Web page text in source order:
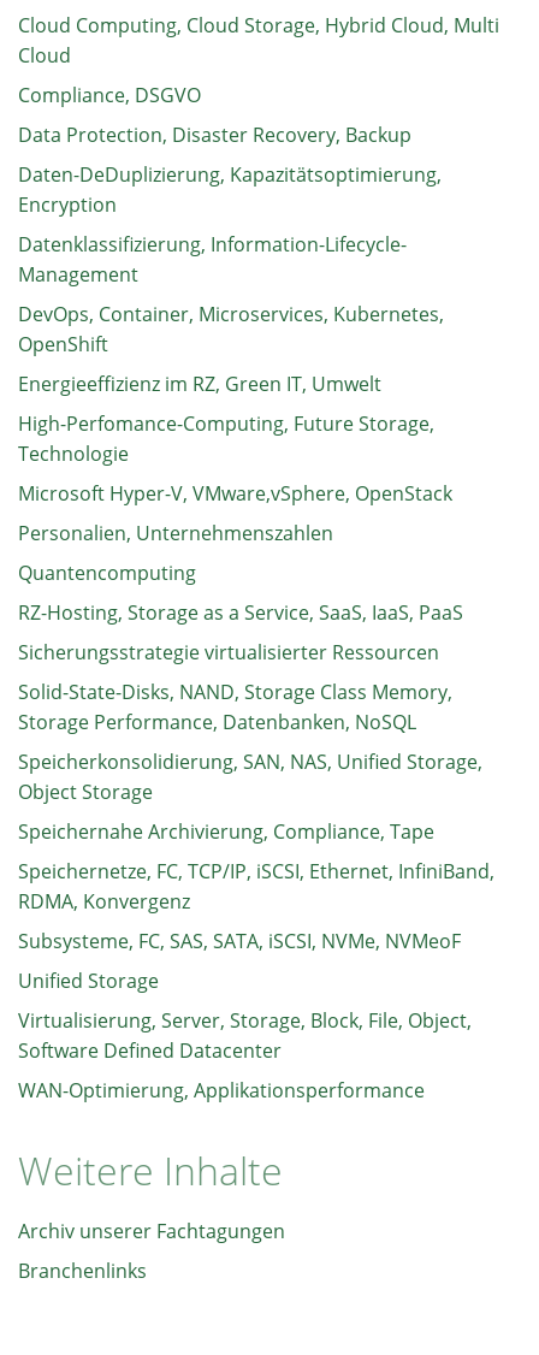
Cloud Computing, Cloud Storage, Hybrid Cloud, Multi
Cloud
Compliance, DSGVO
Data Protection, Disaster Recovery, Backup
Daten-DeDuplizierung, Kapazitätsoptimierung,
Encryption
Datenklassifizierung, Information-Lifecycle-
Management
DevOps, Container, Microservices, Kubernetes,
OpenShift
Energieeffizienz im RZ, Green IT, Umwelt
High-Perfomance-Computing, Future Storage,
Technologie
Microsoft Hyper-V, VMware,vSphere, OpenStack
Personalien, Unternehmenszahlen
Quantencomputing
RZ-Hosting, Storage as a Service, SaaS, IaaS, PaaS
Sicherungsstrategie virtualisierter Ressourcen
Solid-State-Disks, NAND, Storage Class Memory,
Storage Performance, Datenbanken, NoSQL
Speicherkonsolidierung, SAN, NAS, Unified Storage,
Object Storage
Speichernahe Archivierung, Compliance, Tape
Speichernetze, FC, TCP/IP, iSCSI, Ethernet, InfiniBand,
RDMA, Konvergenz
Subsysteme, FC, SAS, SATA, iSCSI, NVMe, NVMeoF
Unified Storage
Virtualisierung, Server, Storage, Block, File, Object,
Software Defined Datacenter
WAN-Optimierung, Applikationsperformance
Weitere Inhalte
Archiv unserer Fachtagungen
Branchenlinks